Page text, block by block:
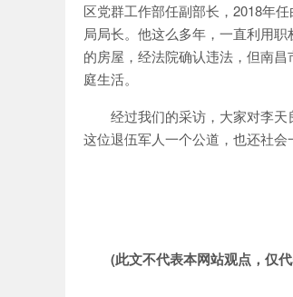
区党群工作部任副部长，2018年
局局长。他这么多年，一直利用
的房屋，经法院确认违法，但南
庭生活。
经过我们的采访，大家对李
这位退伍军人一个公道，也还社会
(此文不代表本网站观点，仅